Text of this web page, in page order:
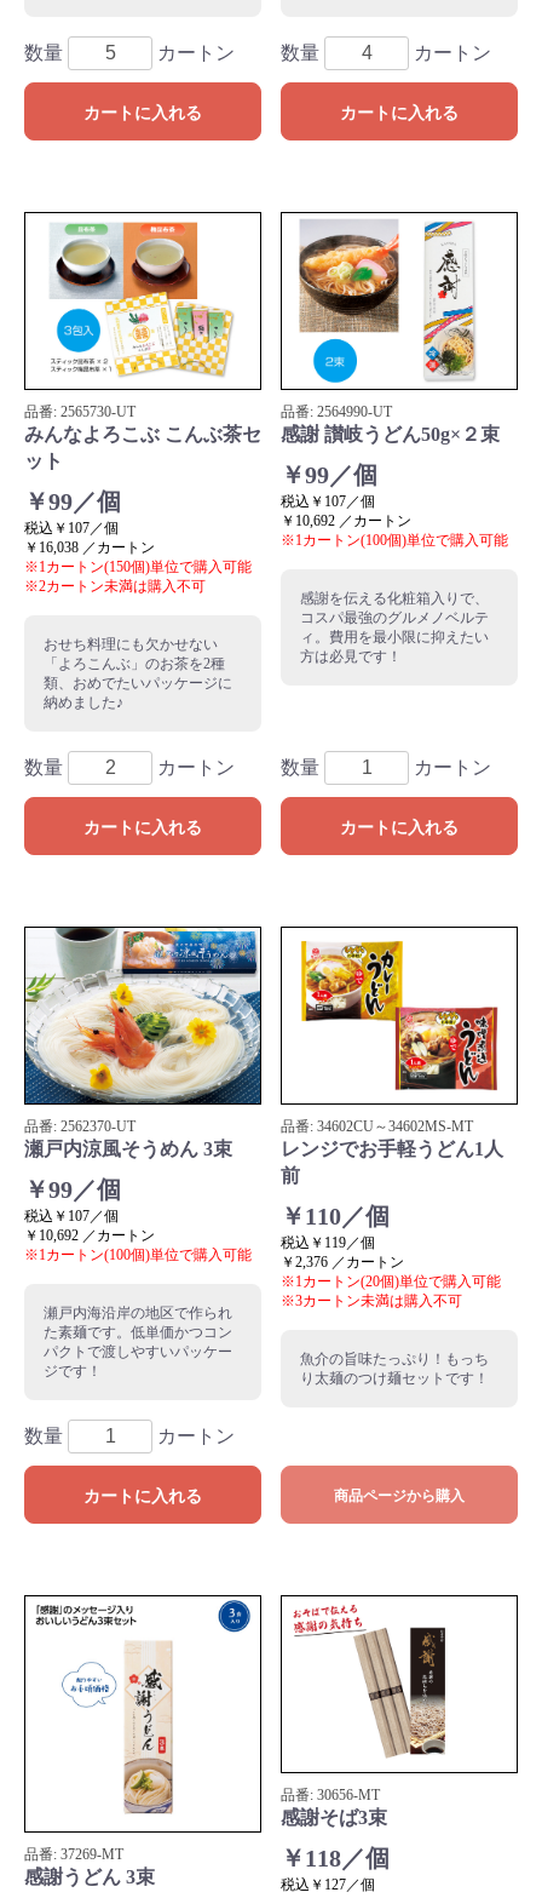
数量 カートン
カートに入れる
数量 カートン
カートに入れる
品番: 2565730-UT
みんなよろこぶ こんぶ茶セ
ット
￥99／個
税込￥107／個
￥16,038 ／カートン
※1カートン(150個)単位で購入可能
※2カートン未満は購入不可
おせち料理にも欠かせない
「よろこんぶ」のお茶を2種
類、おめでたいパッケージに
納めました♪
数量 カートン
カートに入れる
品番: 2564990-UT
感謝 讃岐うどん50g×２束
￥99／個
税込￥107／個
￥10,692 ／カートン
※1カートン(100個)単位で購入可能
感謝を伝える化粧箱入りで、
コスパ最強のグルメノベルテ
ィ。費用を最小限に抑えたい
方は必見です！
数量 カートン
カートに入れる
品番: 2562370-UT
瀬戸内涼風そうめん 3束
￥99／個
税込￥107／個
￥10,692 ／カートン
※1カートン(100個)単位で購入可能
瀬戸内海沿岸の地区で作られ
た素麺です。低単価かつコン
パクトで渡しやすいパッケー
ジです！
数量 カートン
カートに入れる
品番: 34602CU～34602MS-MT
レンジでお手軽うどん1人
前
￥110／個
税込￥119／個
￥2,376 ／カートン
※1カートン(20個)単位で購入可能
※3カートン未満は購入不可
魚介の旨味たっぷり！もっち
り太麺のつけ麺セットです！
商品ページから購入
品番: 37269-MT
感謝うどん 3束
品番: 30656-MT
感謝そば3束
￥118／個
税込￥127／個